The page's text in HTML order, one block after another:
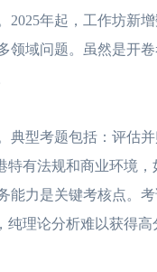
年起，工作坊新
领域问题。虽然是开
型考题包括：评估并
特有法规和商业环境
能力是关键考核点。
理论分析难以获得高